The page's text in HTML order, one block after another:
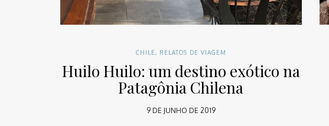
CHILE, RELATOS DE VIAGEM
Huilo Huilo: um destino exótico na
Patagônia Chilena
9 DE JUNHO DE 2019